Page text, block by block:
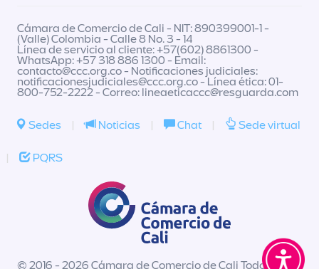
Cámara de Comercio de Cali - NIT: 890399001-1 -
(Valle) Colombia - Calle 8 No. 3 - 14
Línea de servicio al cliente: +57(602) 8861300 -
WhatsApp: +57 318 886 1300 - Email:
contacto@ccc.org.co- Notificaciones judiciales:
notificacionesjudiciales@ccc.org.co- Línea ética: 01-
800-752-2222 - Correo: lineaeticaccc@resguarda.com
Sedes | Noticias | Chat | Sede virtual
| PQRS
© 2016 - 2026 Cámara de Comercio de Cali Todos los